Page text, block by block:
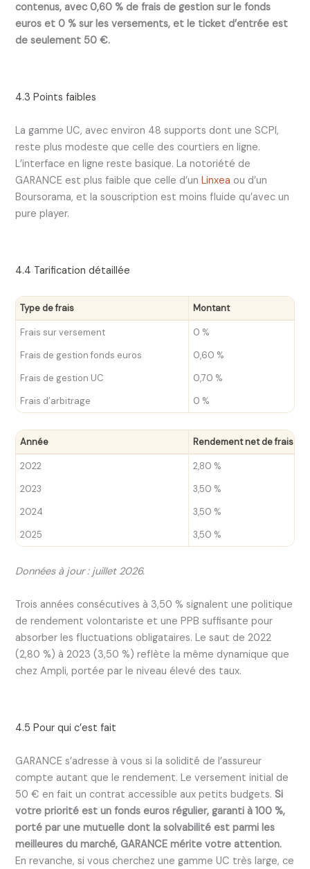
contenus, avec 0,60 % de frais de gestion sur le fonds
euros et 0 % sur les versements, et le ticket d’entrée est
de seulement 50 €.
4.3 Points faibles
La gamme UC, avec environ 48 supports dont une SCPI,
reste plus modeste que celle des courtiers en ligne.
L’interface en ligne reste basique. La notoriété de
GARANCE est plus faible que celle d’unLinxea ou d’un
Boursorama, et la souscription est moins fluide qu’avec un
pure player.
4.4 Tarification détaillée
Type de frais Montant
Frais sur versement
0 %
Frais de gestion fonds euros
0,60 %
Frais de gestion UC
0,70 %
Frais d’arbitrage
0 %
Année Rendement net de frais
2022
2,80 %
2023
3,50 %
2024
3,50 %
2025
3,50 %
Données à jour : juillet 2026.
Trois années consécutives à 3,50 % signalent une politique
de rendement volontariste et une PPB suffisante pour
absorber les fluctuations obligataires. Le saut de 2022
(2,80 %) à 2023 (3,50 %) reflète la même dynamique que
chez Ampli, portée par le niveau élevé des taux.
4.5 Pour qui c’est fait
GARANCE s’adresse à vous si la solidité de l’assureur
compte autant que le rendement. Le versement initial de
50 € en fait un contrat accessible aux petits budgets. Si
votre priorité est un fonds euros régulier, garanti à 100 %,
porté par une mutuelle dont la solvabilité est parmi les
meilleures du marché, GARANCE mérite votre attention.
En revanche, si vous cherchez une gamme UC très large, ce